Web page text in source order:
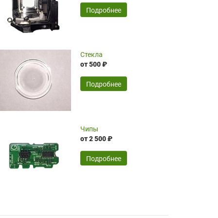
временные затраты по достаточно
оптимизированной стоимости, чему
чрезмерно благодарны!)))
SERGEY FOURSOV,24.04.2026
широкий ассортимент ламп, как оригиналов,
так и аналогов.Быстрое оформление и
передача в доставку, приемлемые цены. Мне
понравилось.
Читать полностью
16.04.2026
Подробнее
Стекла
от 500 ₽
Подробнее
Чипы
от 2 500 ₽
Подробнее